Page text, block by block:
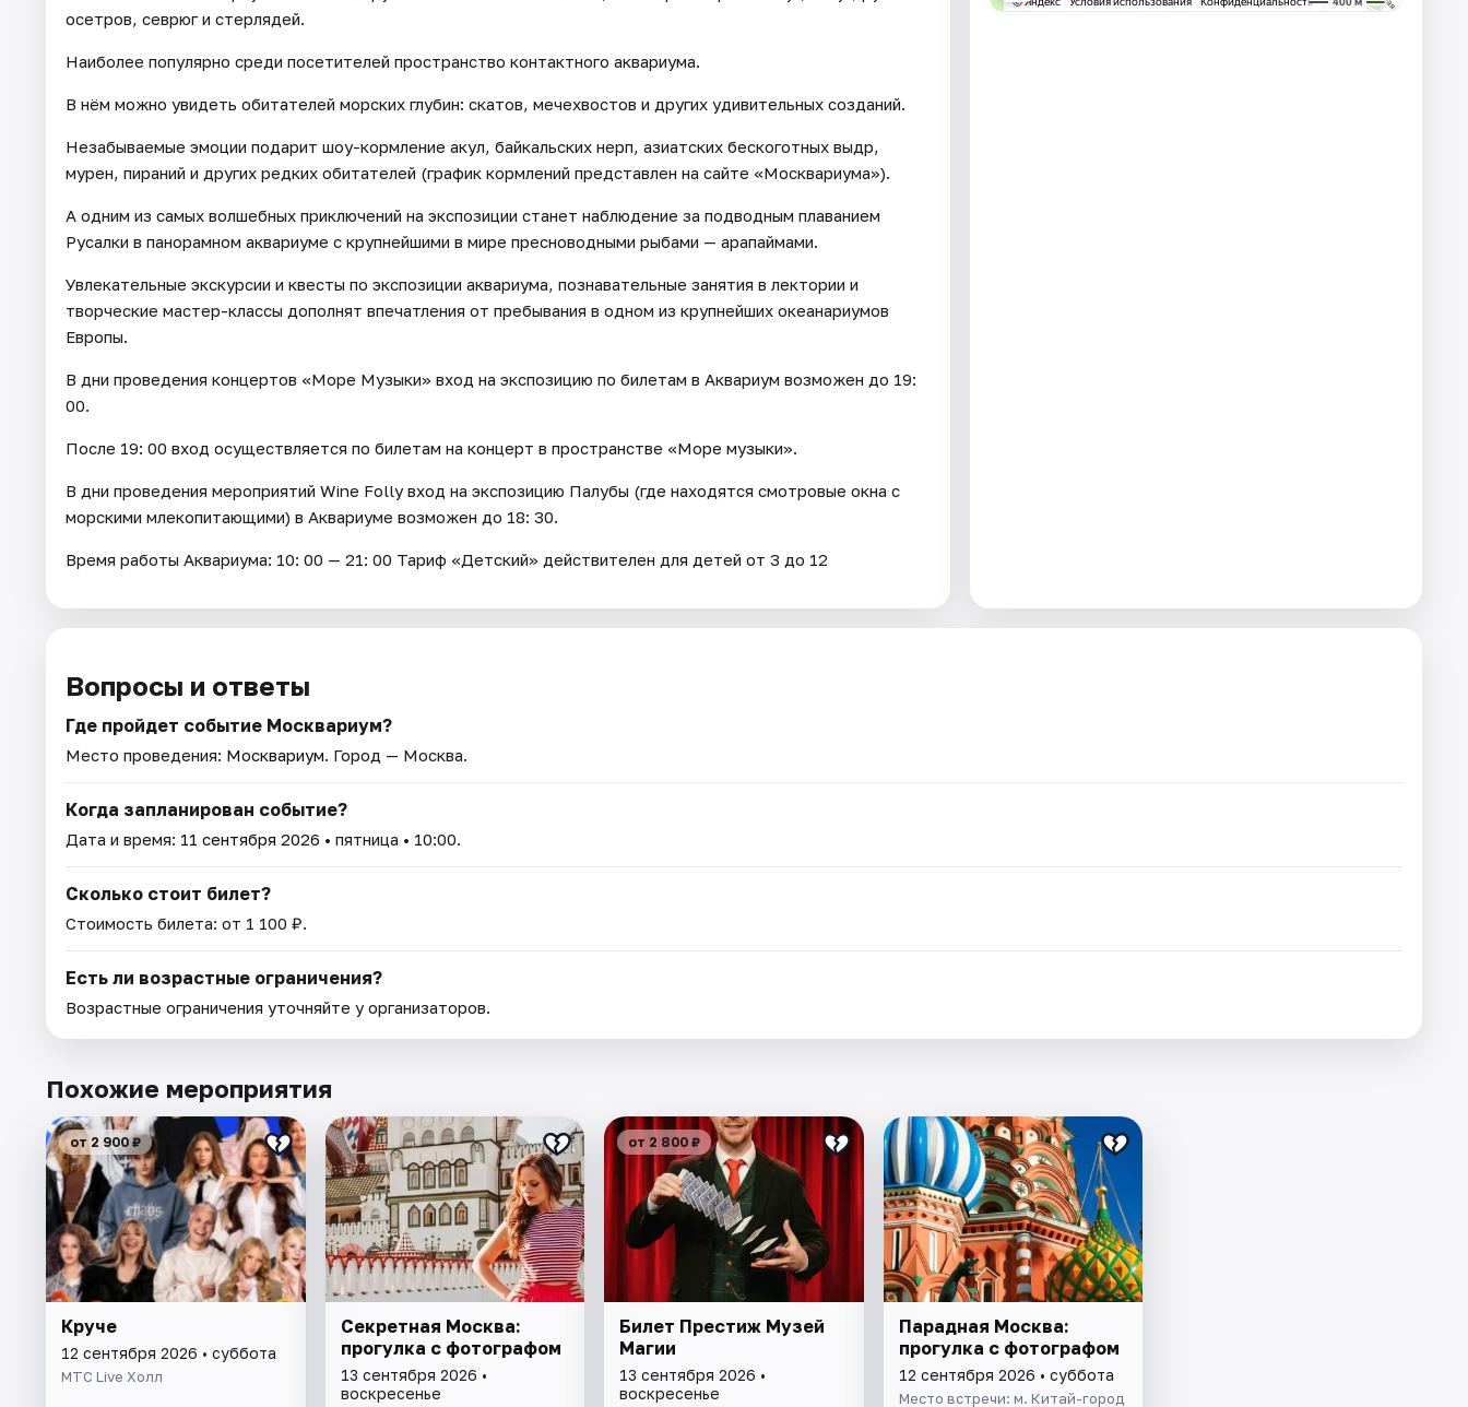
осетров, севрюг и стерлядей.
Наиболее популярно среди посетителей пространство контактного аквариума.
В нём можно увидеть обитателей морских глубин: скатов, мечехвостов и других удивительных созданий.
Незабываемые эмоции подарит шоу-кормление акул, байкальских нерп, азиатских бескоготных выдр,
мурен, пираний и других редких обитателей (график кормлений представлен на сайте «Москвариума»).
А одним из самых волшебных приключений на экспозиции станет наблюдение за подводным плаванием
Русалки в панорамном аквариуме с крупнейшими в мире пресноводными рыбами — арапаймами.
Увлекательные экскурсии и квесты по экспозиции аквариума, познавательные занятия в лектории и
творческие мастер-классы дополнят впечатления от пребывания в одном из крупнейших океанариумов
Европы.
В дни проведения концертов «Море Музыки» вход на экспозицию по билетам в Аквариум возможен до 19:
00.
После 19: 00 вход осуществляется по билетам на концерт в пространстве «Море музыки».
В дни проведения мероприятий Wine Folly вход на экспозицию Палубы (где находятся смотровые окна с
морскими млекопитающими) в Аквариуме возможен до 18: 30.
Время работы Аквариума: 10: 00 — 21: 00 Тариф «Детский» действителен для детей от 3 до 12
Вопросы и ответы
Где пройдет событие Москвариум?
Место проведения: Москвариум. Город — Москва.
Когда запланирован событие?
Дата и время: 11 сентября 2026 • пятница • 10:00.
Сколько стоит билет?
Стоимость билета: от 1 100 ₽.
Есть ли возрастные ограничения?
Возрастные ограничения уточняйте у организаторов.
Похожие мероприятия
от 2 900 ₽
Круче
12 сентября 2026 • суббота
МТС Live Холл
Секретная Москва:
прогулка с фотографом
13 сентября 2026 •
воскресенье
от 2 800 ₽
Билет Престиж Музей
Магии
13 сентября 2026 •
воскресенье
Парадная Москва:
прогулка с фотографом
12 сентября 2026 • суббота
Место встречи: м. Китай-город